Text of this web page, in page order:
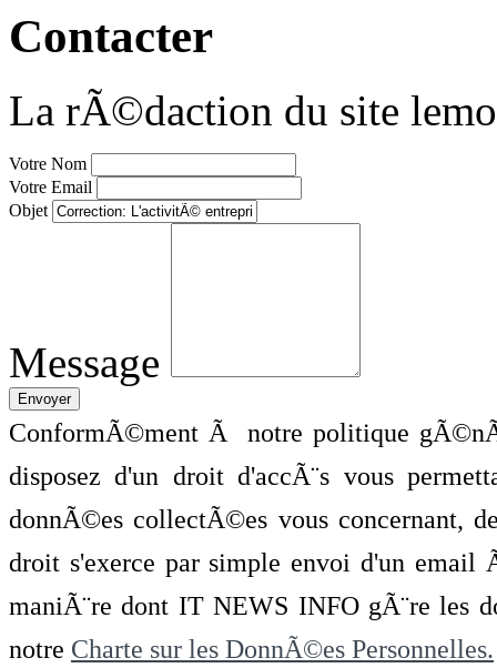
Contacter
La rÃ©daction du site
Votre Nom
Votre Email
Objet
Message
ConformÃ©ment Ã notre politique
disposez d'un droit d'accÃ¨s vous
donnÃ©es collectÃ©es vous concernant,
droit s'exerce par simple envoi d'un
maniÃ¨re dont IT NEWS INFO gÃ¨re les
notre Charte sur les DonnÃ©es Personnelles.